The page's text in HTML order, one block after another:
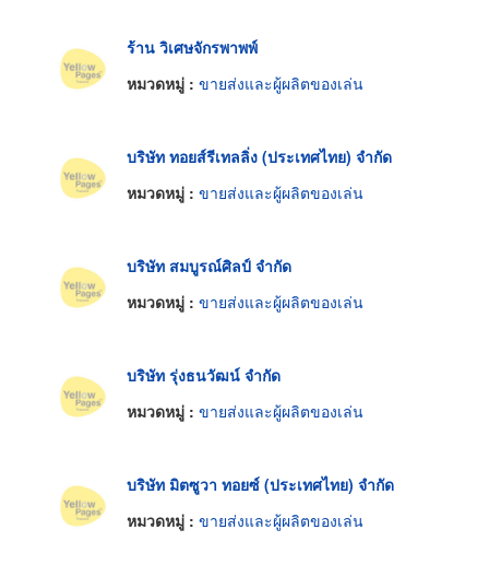
ร้าน วิเศษจักรพาพพ์
หมวดหมู่ : ขายส่งและผู้ผลิตของเล่น
บริษัท ทอยส์รีเทลลิ่ง (ประเทศไทย) จำกัด
หมวดหมู่ : ขายส่งและผู้ผลิตของเล่น
บริษัท สมบูรณ์ศิลป์ จำกัด
หมวดหมู่ : ขายส่งและผู้ผลิตของเล่น
บริษัท รุ่งธนวัฒน์ จำกัด
หมวดหมู่ : ขายส่งและผู้ผลิตของเล่น
บริษัท มิตซูวา ทอยซ์ (ประเทศไทย) จำกัด
หมวดหมู่ : ขายส่งและผู้ผลิตของเล่น